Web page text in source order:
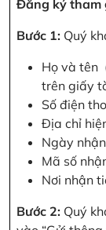
Đăng ký tham
Bước 1: Quý
Họ và tên
trên giấy
Số điện
Địa chỉ
Ngày
Mã số
Nơi nhận
Bước 2: Quý